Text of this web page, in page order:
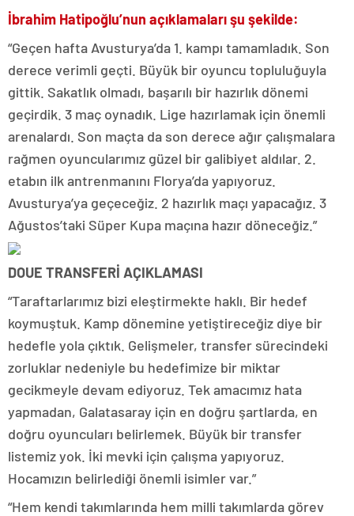
İbrahim Hatipoğlu’nun açıklamaları şu şekilde:
“Geçen hafta Avusturya’da 1. kampı tamamladık. Son
derece verimli geçti. Büyük bir oyuncu topluluğuyla
gittik. Sakatlık olmadı, başarılı bir hazırlık dönemi
geçirdik. 3 maç oynadık. Lige hazırlamak için önemli
arenalardı. Son maçta da son derece ağır çalışmalara
rağmen oyuncularımız güzel bir galibiyet aldılar. 2.
etabın ilk antrenmanını Florya’da yapıyoruz.
Avusturya’ya geçeceğiz. 2 hazırlık maçı yapacağız. 3
Ağustos’taki Süper Kupa maçına hazır döneceğiz.”
DOUE TRANSFERİ AÇIKLAMASI
“Taraftarlarımız bizi eleştirmekte haklı. Bir hedef
koymuştuk. Kamp dönemine yetiştireceğiz diye bir
hedefle yola çıktık. Gelişmeler, transfer sürecindeki
zorluklar nedeniyle bu hedefimize bir miktar
gecikmeyle devam ediyoruz. Tek amacımız hata
yapmadan, Galatasaray için en doğru şartlarda, en
doğru oyuncuları belirlemek. Büyük bir transfer
listemiz yok. İki mevki için çalışma yapıyoruz.
Hocamızın belirlediği önemli isimler var.”
“Hem kendi takımlarında hem milli takımlarda görev